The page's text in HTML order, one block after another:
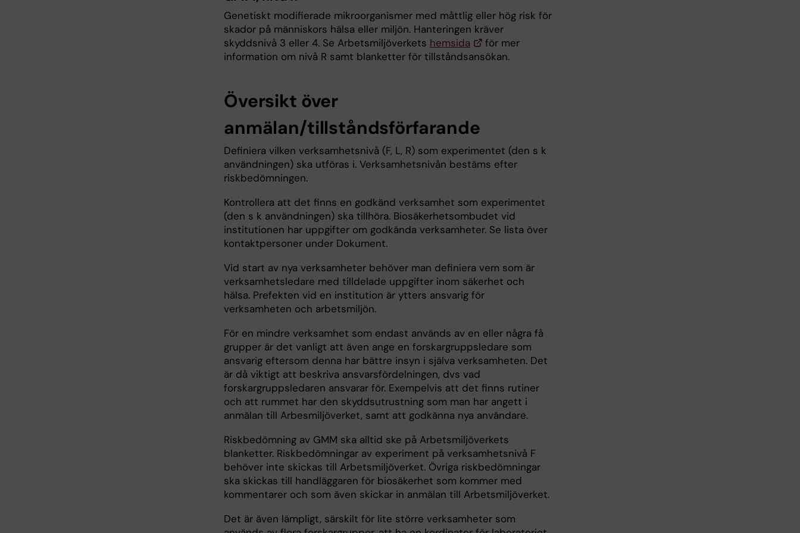
Genetiskt modifierade mikroorganismer med måttlig eller hög risk för
skador på människors hälsa eller miljön. Hanteringen kräver
skyddsnivå 3 eller 4. Se Arbetsmiljöverkets hemsida
för mer
information om nivå R samt blanketter för tillståndsansökan.
Översikt över
anmälan/tillståndsförfarande
Definiera vilken verksamhetsnivå (F, L, R) som experimentet (den s k
användningen) ska utföras i. Verksamhetsnivån bestäms efter
riskbedömningen.
Kontrollera att det finns en godkänd verksamhet som experimentet
(den s k användningen) ska tillhöra. Biosäkerhetsombudet vid
institutionen har uppgifter om godkända verksamheter. Se lista över
kontaktpersoner under Dokument.
Vid start av nya verksamheter behöver man definiera vem som är
verksamhetsledare med tilldelade uppgifter inom säkerhet och
hälsa. Prefekten vid en institution är ytters ansvarig för
verksamheten och arbetsmiljön.
För en mindre verksamhet som endast används av en eller några få
grupper är det vanligt att även ange en forskargruppsledare som
ansvarig eftersom denna har bättre insyn i själva verksamheten. Det
är då viktigt att beskriva ansvarsfördelningen, dvs vad
forskargruppsledaren ansvarar för. Exempelvis att det finns rutiner
och att rummet har den skyddsutrustning som man har angett i
anmälan till Arbesmiljöverket, samt att godkänna nya användare.
Riskbedömning av GMM ska alltid ske på Arbetsmiljöverkets
blanketter. Riskbedömningar av experiment på verksamhetsnivå F
behöver inte skickas till Arbetsmiljöverket. Övriga riskbedömningar
ska skickas till handläggaren för biosäkerhet som kommer med
kommentarer och som även skickar in anmälan till Arbetsmiljöverket.
Det är även lämpligt, särskilt för lite större verksamheter som